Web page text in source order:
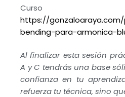
Curso
https://
bending-para-armonica-
Al finalizar esta sesión
A y C tendrás una base
confianza en tu
refuerza tu técnica, sino